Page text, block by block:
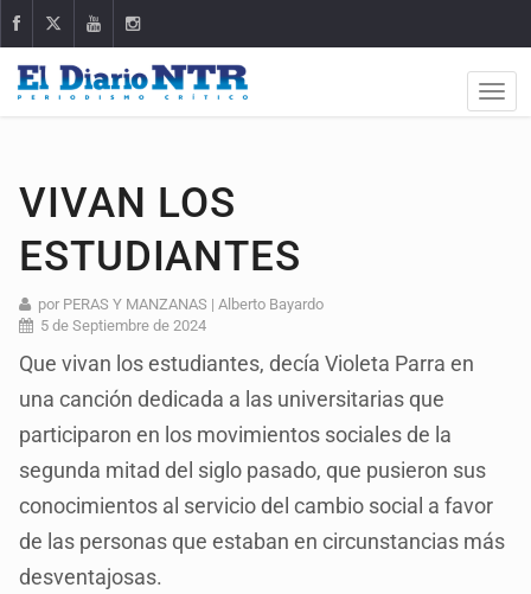
VIVAN LOS
ESTUDIANTES
por PERAS Y MANZANAS | Alberto Bayardo
5 de Septiembre de 2024
Que vivan los estudiantes, decía Violeta Parra en
una canción dedicada a las universitarias que
participaron en los movimientos sociales de la
segunda mitad del siglo pasado, que pusieron sus
conocimientos al servicio del cambio social a favor
de las personas que estaban en circunstancias más
desventajosas.